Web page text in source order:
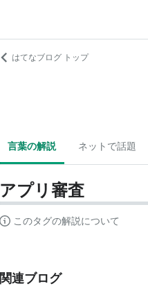
はてなブログ トップ
言葉の解説 ネットで話題
アプリ審査
このタグの解説について
関連ブログ